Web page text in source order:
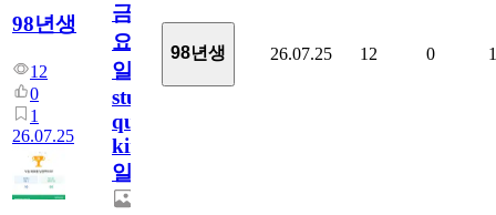
98년생
12
0
1
26.07.25
금
요
일/English
study
quiz
king766
일
98년생 26.07.25 12 0 1